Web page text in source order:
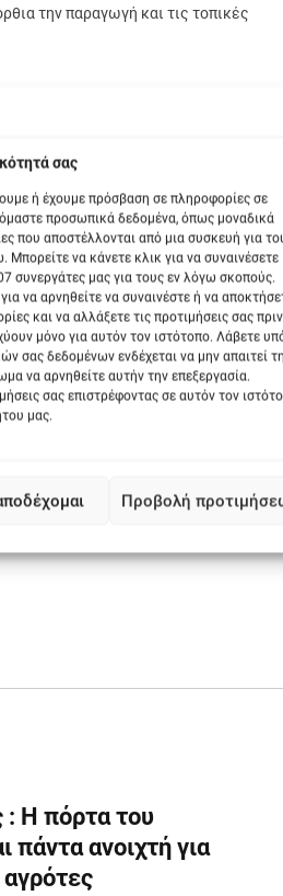
σας
ή έχουμε πρόσβαση σε πληροφορίες σε
προσωπικά δεδομένα, όπως μοναδικά
που αποστέλλονται από μια συσκευή για
να κάνετε κλικ για να συναινέσετε
συνεργάτες μας για τους εν λόγω σκοπούς.
να αρνηθείτε να συναινέστε ή να
και να αλλάξετε τις προτιμήσεις σας πριν
μόνο για αυτόν τον ιστότοπο. Λάβετε
σας δεδομένων ενδέχεται να μην απαιτεί
να αρνηθείτε αυτήν την επεξεργασία.
σας επιστρέφοντας σε αυτόν τον
μας.
Προβολή
την παραγωγή και τις τοπικές
παραγωγής εκτοξεύθηκε, οι
Σε αυτό το πλαίσιο, τα αιτήματα
αιτήματα των αγροτών αποτελούν
μόνο το δίκιο τους και αυτό
: Η πόρτα του
πάντα ανοιχτή για